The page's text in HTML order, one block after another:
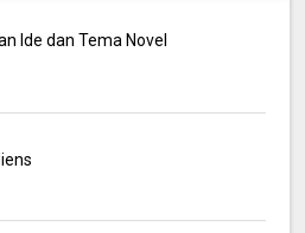
Ide dan Tema Novel